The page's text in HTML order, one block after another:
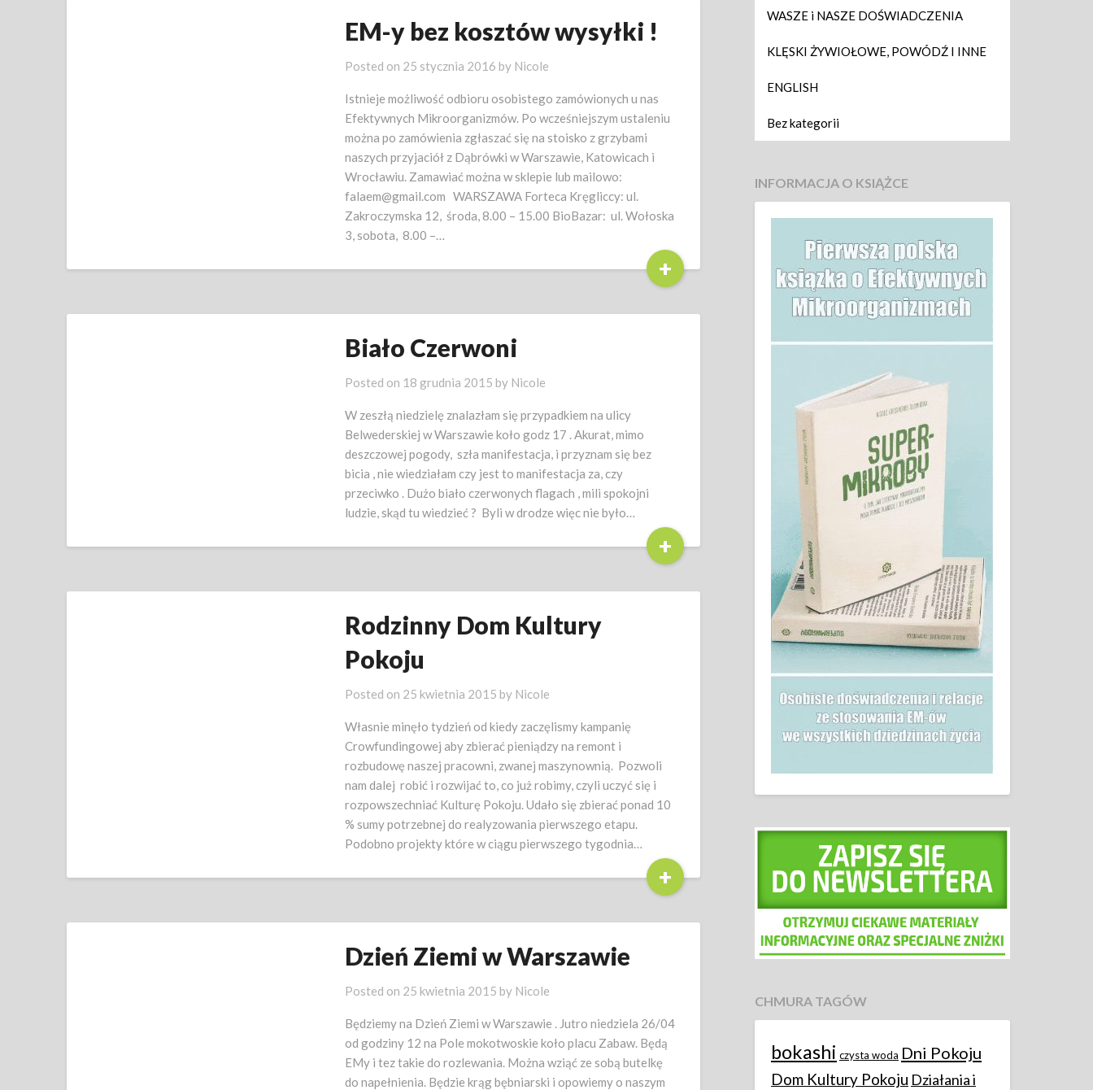
EM-y bez kosztów wysyłki !
Posted on 25 stycznia 2016 by Nicole
Istnieje możliwość odbioru osobistego zamówionych u nas
Efektywnych Mikroorganizmów. Po wcześniejszym ustaleniu
można po zamówienia zgłaszać się na stoisko z grzybami
naszych przyjaciół z Dąbrówki w Warszawie, Katowicach i
Wrocławiu. Zamawiać można w sklepie lub mailowo:
falaem@gmail.com WARSZAWA Forteca Kręgliccy: ul.
Zakroczymska 12, środa, 8.00 – 15.00 BioBazar: ul. Wołoska
3, sobota, 8.00 –…
+
Biało Czerwoni
Posted on 18 grudnia 2015 by Nicole
W zeszłą niedzielę znalazłam się przypadkiem na ulicy
Belwederskiej w Warszawie koło godz 17 . Akurat, mimo
deszczowej pogody, szła manifestacja, i przyznam się bez
bicia , nie wiedziałam czy jest to manifestacja za, czy
przeciwko . Dużo biało czerwonych flagach , mili spokojni
ludzie, skąd tu wiedzieć ? Byli w drodze więc nie było…
+
Rodzinny Dom Kultury
Pokoju
Posted on 25 kwietnia 2015 by Nicole
Własnie minęło tydzień od kiedy zaczęlismy kampanię
Crowfundingowej aby zbierać pieniądzy na remont i
rozbudowę naszej pracowni, zwanej maszynownią. Pozwoli
nam dalej robić i rozwijać to, co już robimy, czyli uczyć się i
rozpowszechniać Kulturę Pokoju. Udało się zbierać ponad 10
% sumy potrzebnej do realyzowania pierwszego etapu.
Podobno projekty które w ciągu pierwszego tygodnia…
+
Dzień Ziemi w Warszawie
Posted on 25 kwietnia 2015 by Nicole
Będziemy na Dzień Ziemi w Warszawie . Jutro niedziela 26/04
od godziny 12 na Pole mokotwoskie koło placu Zabaw. Będą
EMy i tez takie do rozlewania. Można wziąć ze sobą butelkę
do napełnienia. Będzie krąg bębniarski i opowiemy o naszym
WASZE i NASZE DOŚWIADCZENIA
KLĘSKI ŻYWIOŁOWE, POWÓDŹ I INNE
ENGLISH
Bez kategorii
INFORMACJA O KSIĄŻCE
CHMURA TAGÓW
bokashi czysta woda Dni Pokoju
Dom Kultury Pokoju Działania i